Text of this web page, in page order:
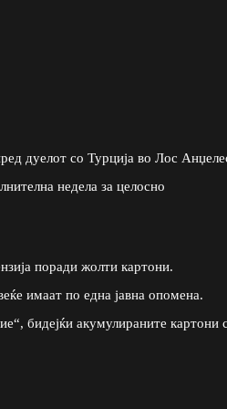
дуелот со Турција во Лос
недела за целосно
поради жолти картони.
имаат по една јавна опомена.
бидејќи акумулираните картони